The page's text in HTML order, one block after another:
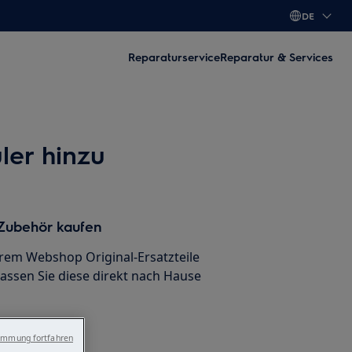
DE
ReparaturserviceReparatur & Services
hinzu
kaufen
Webshop Original-Ersatzteile
Sie diese direkt nach Hause
fortfahren